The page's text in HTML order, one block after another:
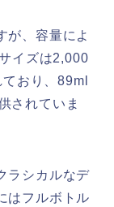
が、容量によ
イズは2,000
おり、89ml
されていま
ラシカルなデ
はフルボトル